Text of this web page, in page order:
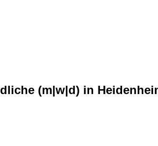
(m|w|d) in